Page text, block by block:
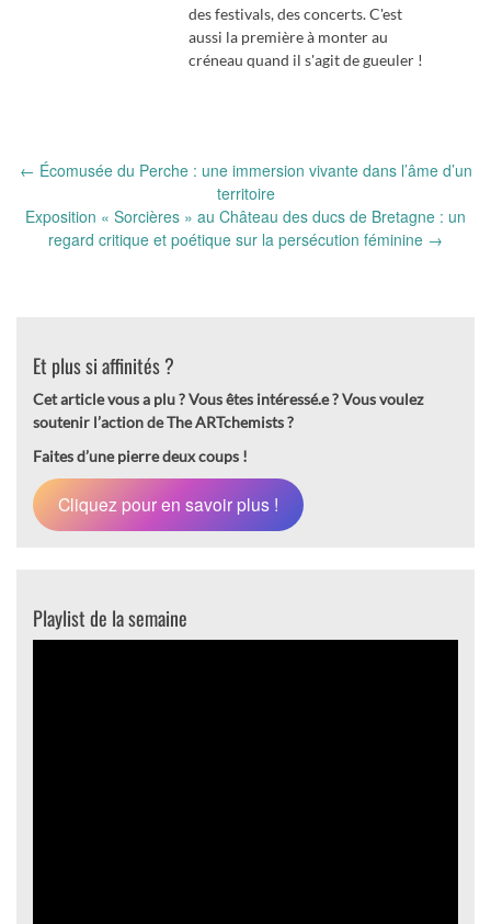
des festivals, des concerts. C'est
aussi la première à monter au
créneau quand il s'agit de gueuler !
Post
← Écomusée du Perche : une immersion vivante dans l’âme d’un
territoire
Exposition « Sorcières » au Château des ducs de Bretagne : un
regard critique et poétique sur la persécution féminine →
Et plus si affinités ?
Cet article vous a plu ? Vous êtes intéressé.e ?Vous voulez
soutenir l’action de The ARTchemists ?
Faites d’une pierre deux coups !
Cliquez pour en savoir plus !
Playlist de la semaine